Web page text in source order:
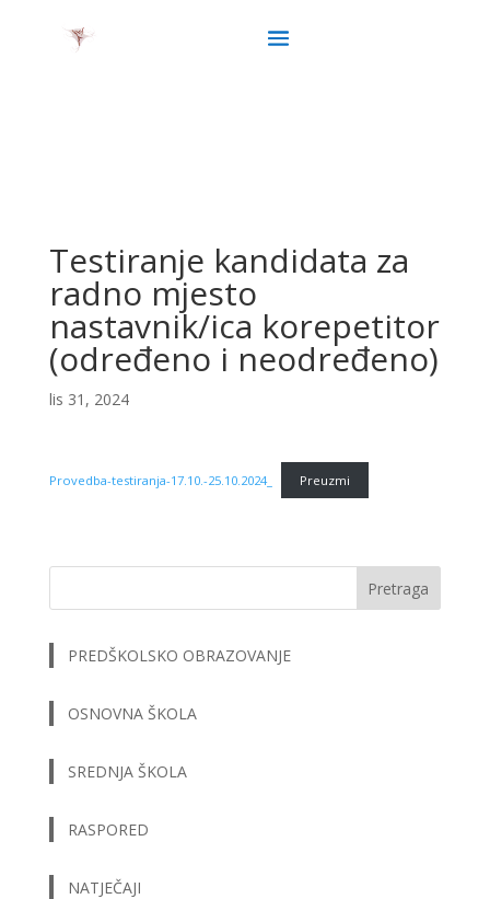
Testiranje kandidata za
radno mjesto
nastavnik/ica korepetitor
(određeno i neodređeno)
lis 31, 2024
Provedba-testiranja-17.10.-25.10.2024_ Preuzmi
Pretraga
PREDŠKOLSKO OBRAZOVANJE
OSNOVNA ŠKOLA
SREDNJA ŠKOLA
RASPORED
NATJEČAJI